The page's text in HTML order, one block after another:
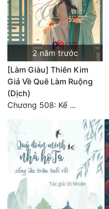
Du Hí
Dã Sử
Dị Giới
Dị Năng
Gia Đấu
Góc Nhìn Nam
Góc Nhìn Nữ
Huyền Huyễn
Huyền Nghi
Huyền Ảo
Hài Hước
2 năm trước
[Làm Giàu] Thiên Kim
Giả Về Quê Làm Ruộng
(Dịch)
Chương 508: Kế ...